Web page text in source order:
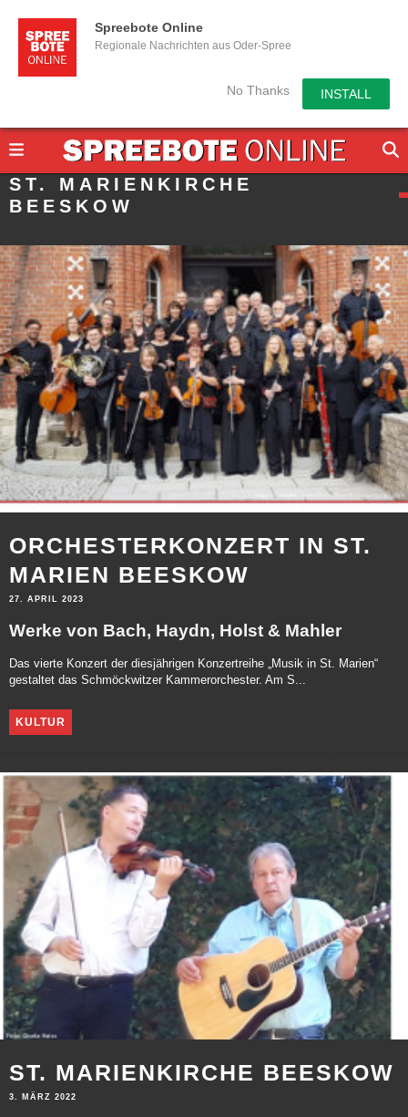
Spreebote Online
Regionale Nachrichten aus Oder-Spree
No Thanks INSTALL
ST. MARIENKIRCHE
BEESKOW
ORCHESTERKONZERT IN ST.
MARIEN BEESKOW
27. APRIL 2023
Werke von Bach, Haydn, Holst & Mahler
Das vierte Konzert der diesjährigen Konzertreihe „Musik in St. Marien“
gestaltet das Schmöckwitzer Kammerorchester. Am S...
KULTUR
ST. MARIENKIRCHE BEESKOW
3. MÄRZ 2022